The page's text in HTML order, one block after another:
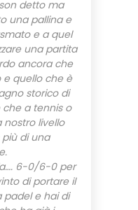
detto ma
una pallina e
e a quel
una partita
ancora che
quello che è
storico di
a tennis o
nostro livello
di una
6-0/6-0 per
di portare il
padel e hai di